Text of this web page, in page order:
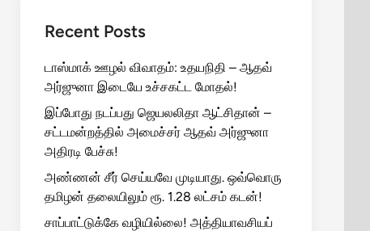
Recent Posts
டாஸ்மாக் ஊழல் விவாதம்: உதயநிதி – ஆதவ்
அர்ஜுனா இடையே உச்சகட்ட மோதல்!
இப்போது நடப்பது ஜெயலலிதா ஆட்சிதான் –
சட்டமன்றத்தில் அமைச்சர் ஆதவ் அர்ஜுனா
அதிரடி பேச்சு!
அண்ணன் சீர் செய்யவே முடியாது. ஒவ்வொரு
தமிழன் தலையிலும் ரூ. 1.28 லட்சம் கடன்!
சாப்பாட்டுக்கே வழியில்லை! அத்தியாவசியப்